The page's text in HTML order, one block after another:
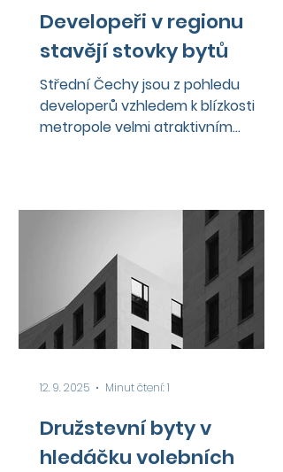
5×2 metry a je
Developeři v regionu
stavějí stovky bytů
Střední Čechy jsou z pohledu
developerů vzhledem k blízkosti
metropole velmi atraktivním
Družstevní byty v
hledáčku volebních
12. 9. 2025 Minut čtení: 1